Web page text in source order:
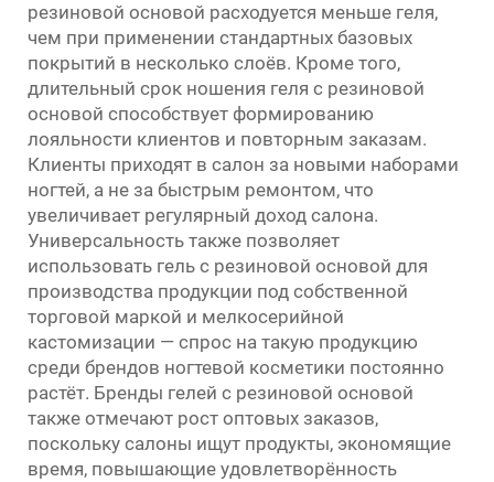
резиновой основой расходуется меньше геля,
чем при применении стандартных базовых
покрытий в несколько слоёв. Кроме того,
длительный срок ношения геля с резиновой
основой способствует формированию
лояльности клиентов и повторным заказам.
Клиенты приходят в салон за новыми наборами
ногтей, а не за быстрым ремонтом, что
увеличивает регулярный доход салона.
Универсальность также позволяет
использовать гель с резиновой основой для
производства продукции под собственной
торговой маркой и мелкосерийной
кастомизации — спрос на такую продукцию
среди брендов ногтевой косметики постоянно
растёт. Бренды гелей с резиновой основой
также отмечают рост оптовых заказов,
поскольку салоны ищут продукты, экономящие
время, повышающие удовлетворённость